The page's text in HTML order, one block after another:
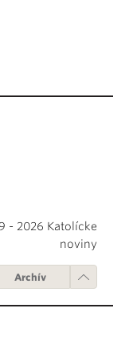
- 2026 Katolícke
noviny
Archív